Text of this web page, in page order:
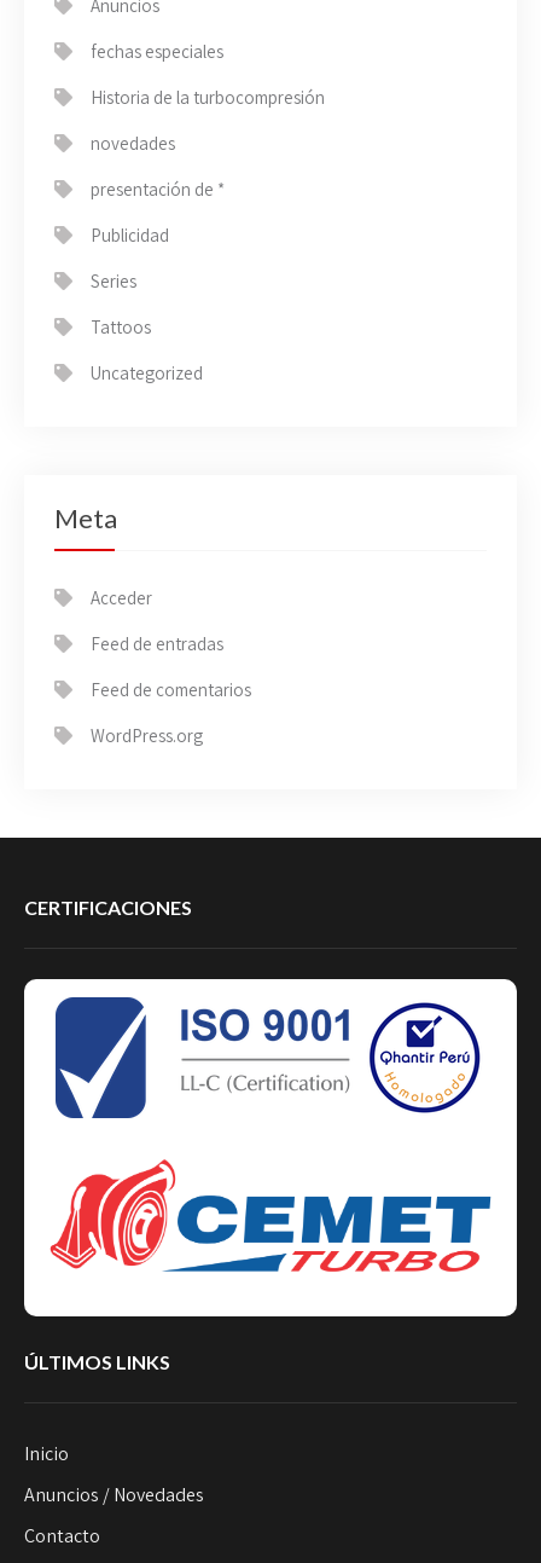
Anuncios
fechas especiales
Historia de la turbocompresión
novedades
presentación de *
Publicidad
Series
Tattoos
Uncategorized
Meta
Acceder
Feed de entradas
Feed de comentarios
WordPress.org
CERTIFICACIONES
ÚLTIMOS LINKS
Inicio
Anuncios / Novedades
Contacto